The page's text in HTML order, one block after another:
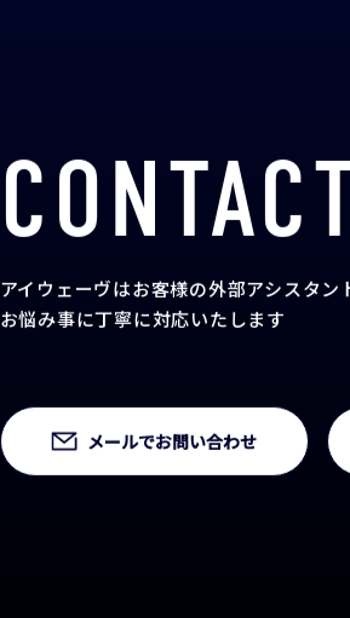
CONTACT
アイウェーヴはお客様の外部アシスタント
お悩み事に丁寧に対応いたします
メールでお問い合わせ